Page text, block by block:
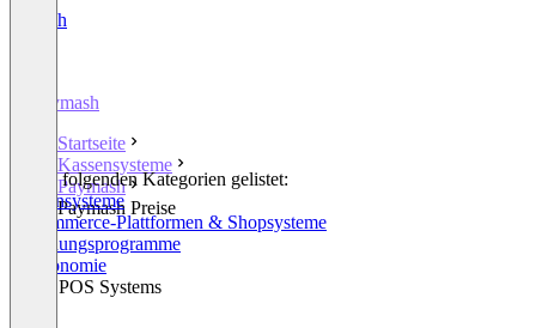
English
Paymash
Startseite
Kassensysteme
Paymash
Paymash Preise
In den folgenden Kategorien gelistet:
Kassensysteme
E-Commerce-Plattformen & Shopsysteme
Rechnungsprogramme
Gastronomie
Retail POS Systems